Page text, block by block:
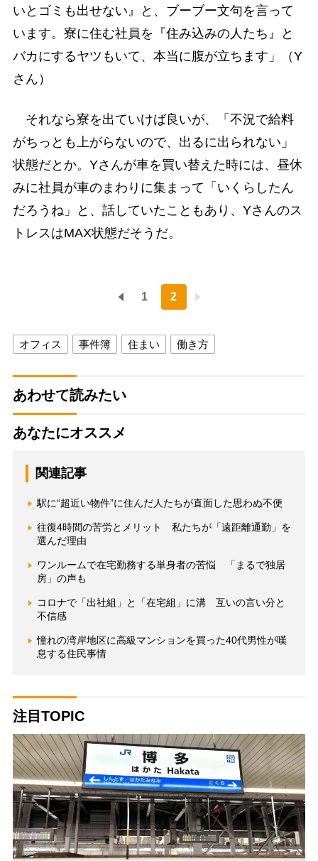
いとゴミも出せない』と、ブーブー文句を言って
います。寮に住む社員を『住み込みの人たち』と
バカにするヤツもいて、本当に腹が立ちます」（Y
さん）
それなら寮を出ていけば良いが、「不況で給料
がちっとも上がらないので、出るに出られない」
状態だとか。Yさんが車を買い替えた時には、昼休
みに社員が車のまわりに集まって「いくらしたん
だろうね」と、話していたこともあり、Yさんのス
トレスはMAX状態だそうだ。
1 2
オフィス 事件簿 住まい 働き方
あわせて読みたい
あなたにオススメ
関連記事
駅に“超近い物件”に住んだ人たちが直面した思わぬ不便
往復4時間の苦労とメリット 私たちが「遠距離通勤」を
選んだ理由
ワンルームで在宅勤務する単身者の苦悩 「まるで独居
房」の声も
コロナで「出社組」と「在宅組」に溝 互いの言い分と
不信感
憧れの湾岸地区に高級マンションを買った40代男性が嘆
息する住民事情
注目TOPIC